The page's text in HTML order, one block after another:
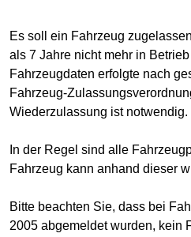
Es soll ein Fahrzeug
als 7 Jahre nicht mehr in
Fahrzeugdaten erfolgte nach
Fahrzeug-
Wiederzulassung ist notwendig.
In der Regel sind alle
Fahrzeug kann anhand dieser
Bitte beachten Sie, dass bei
2005 abgemeldet wurden, kein